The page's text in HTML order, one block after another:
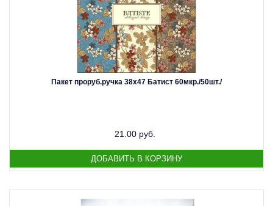
Пакет проруб.ручка 38х47 Батист 60мкр./50шт./
21.00 руб.